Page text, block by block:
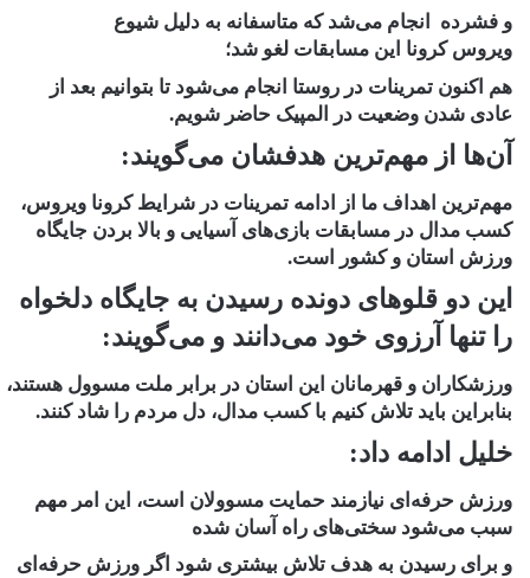
و فشرده انجام می‌شد که متاسفانه به دلیل شیوع
ویروس کرونا این مسابقات لغو شد؛
هم اکنون تمرینات در روستا انجام می‌شود تا بتوانیم بعد از
عادی شدن وضعیت در المپیک حاضر شویم.
آن‌ها از مهم‌ترین هدفشان می‌گویند:
مهم‌ترین اهداف ما از ادامه تمرینات در شرایط کرونا ویروس،
کسب مدال در مسابقات بازی‌های آسیایی و بالا بردن جایگاه
ورزش استان و کشور است.
این دو قلوهای دونده رسیدن به جایگاه دلخواه
را تنها آرزوی خود می‌دانند و می‌گویند:
ورزشکاران و قهرمانان این استان در برابر ملت مسوول هستند،
بنابراین باید تلاش کنیم با کسب مدال، دل مردم را شاد کنند.
خلیل ادامه داد:
ورزش حرفه‌ای نیازمند حمایت مسوولان است، این امر مهم
سبب می‌شود سختی‌های راه آسان شده
و برای رسیدن به هدف تلاش بیشتری شود اگر ورزش حرفه‌ای